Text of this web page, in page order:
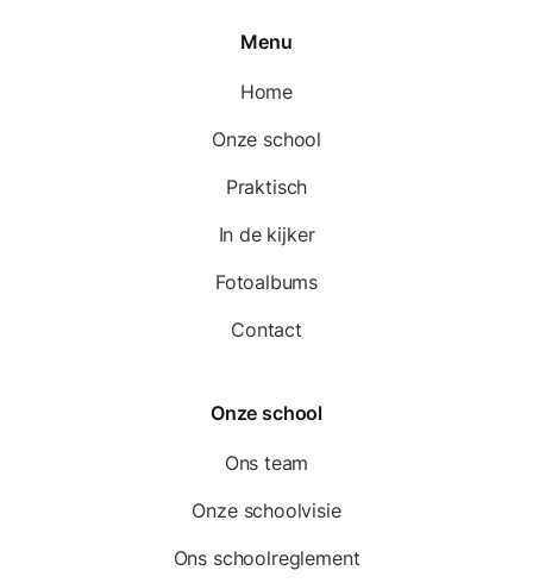
Menu
Home
Onze school
Praktisch
In de kijker
Fotoalbums
Contact
Onze school
Ons team
Onze schoolvisie
Ons schoolreglement